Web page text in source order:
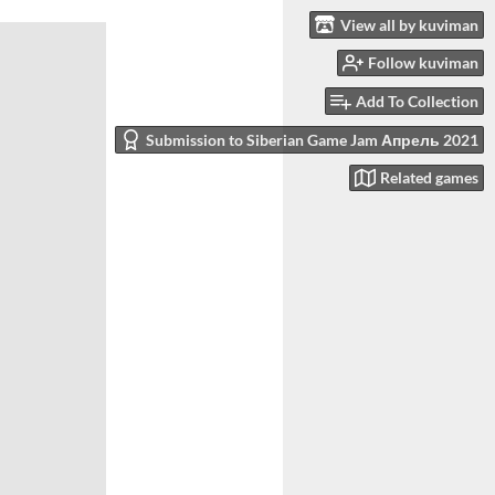
View all by kuviman
Follow kuviman
Add To Collection
Submission to Siberian Game Jam Апрель 2021
Related games